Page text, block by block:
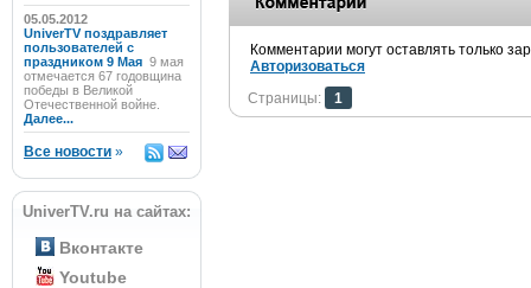
05.05.2012
UniverTV поздравляет
пользователей с
праздником 9 Мая 9 мая
отмечается 67 годовщина
победы в Великой
Отечественной войне.
Далее...
Все новости »
UniverTV.ru на сайтах:
Вконтакте
Youtube
Комментарии могут оставлять только
Авторизоваться
Страницы:
1